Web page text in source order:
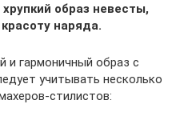
образ невесты,
наряда.
гармоничный образ с
учитывать несколько
стилистов: